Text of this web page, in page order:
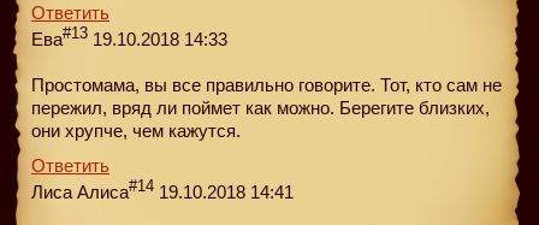
Ответить
Ева#13 19.10.2018 14:33
Простомама, вы все правильно говорите. Тот, кто сам не
пережил, вряд ли поймет как можно. Берегите близких,
они хрупче, чем кажутся.
Ответить
Лиса Алиса#14 19.10.2018 14:41